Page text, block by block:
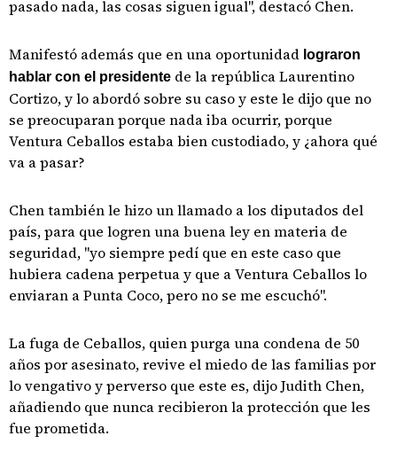
pasado nada, las cosas siguen igual", destacó Chen.
Manifestó además que en una oportunidad lograron
hablar con el presidente de la república Laurentino
Cortizo, y lo abordó sobre su caso y este le dijo que no
se preocuparan porque nada iba ocurrir, porque
Ventura Ceballos estaba bien custodiado, y ¿ahora qué
va a pasar?
Chen también le hizo un llamado a los diputados del
país, para que logren una buena ley en materia de
seguridad, "yo siempre pedí que en este caso que
hubiera cadena perpetua y que a Ventura Ceballos lo
enviaran a Punta Coco, pero no se me escuchó".
La fuga de Ceballos, quien purga una condena de 50
años por asesinato, revive el miedo de las familias por
lo vengativo y perverso que este es, dijo Judith Chen,
añadiendo que nunca recibieron la protección que les
fue prometida.